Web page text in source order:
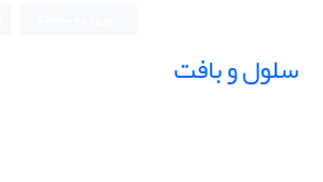
سلول و بافت